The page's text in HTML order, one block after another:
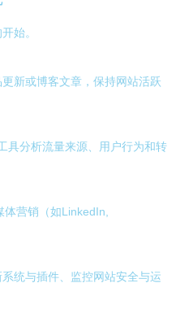
始。
新或博客文章，保持网站活跃
具分析流量来源、用户行为和转
体营销（如LinkedIn,
统与插件、监控网站安全与运